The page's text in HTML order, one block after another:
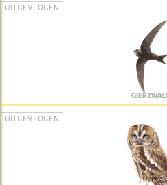
UITGEVLOGEN
UITGEVLOGEN